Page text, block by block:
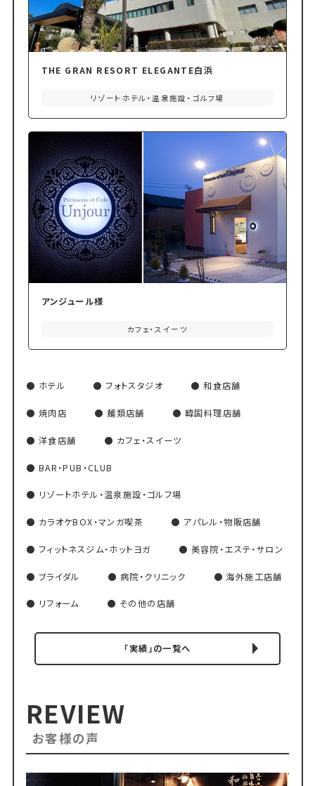
THE GRAN RESORT ELEGANTE白浜
リゾートホテル・温泉施設・ゴルフ場
アンジュール様
カフェ・スイーツ
ホテル フォトスタジオ 和食店舗
焼肉店 麺類店舗 韓国料理店舗
洋食店舗 カフェ・スイーツ
BAR・PUB・CLUB
リゾートホテル・温泉施設・ゴルフ場
カラオケBOX・マンガ喫茶 アパレル・物販店舗
フィットネスジム・ホットヨガ 美容院・エステ・サロン
ブライダル 病院・クリニック 海外施工店舗
リフォーム その他の店舗
「実績」の一覧へ
REVIEW
お客様の声